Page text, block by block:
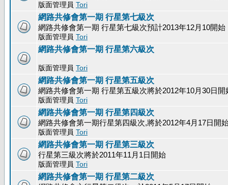
版面管理員 Tori
網路共修會第一期 行星第七級次
網路共修會第一期 行星第七級次預計2013年12月10開始
版面管理員 Tori
網路共修會第一期 行星第六級次
版面管理員 Tori
網路共修會第一期 行星第五級次
網路共修會第一期 行星第五級次將於2012年10月30日開
版面管理員 Tori
網路共修會第一期 行星第四級次
網路共修會第一期行星第四級次,將於2012年4月17日開
版面管理員 Tori
網路共修會第一期 行星第三級次
行星第三級次將於2011年11月1日開始
版面管理員 Tori
網路共修會第一期 行星第二級次